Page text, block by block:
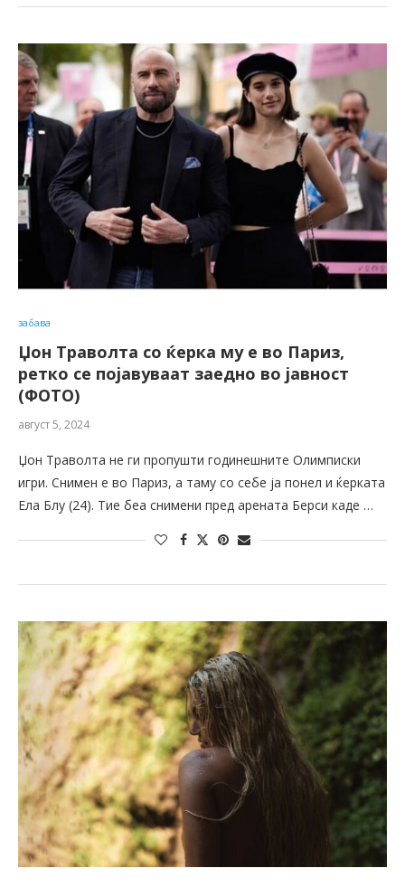
забава
Џон Траволта со ќерка му е во Париз,
ретко се појавуваат заедно во јавност
(ФОТО)
август 5, 2024
Џон Траволта не ги пропушти годинешните Олимписки
игри. Снимен е во Париз, а таму со себе ја понел и ќерката
Ела Блу (24). Тие беа снимени пред арената Берси каде …